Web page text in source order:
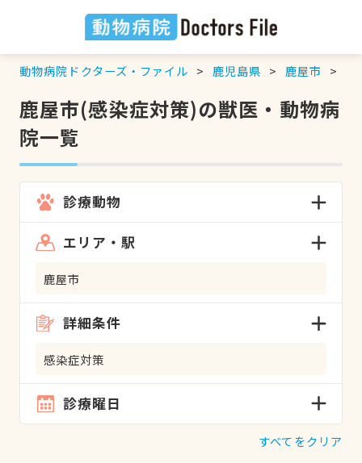
動物病院ドクターズ・ファイル 鹿児島県 鹿屋市
鹿屋市(感染症対策)の獣医・動物病
院一覧
診療動物
エリア・駅
鹿屋市
詳細条件
感染症対策
診療曜日
すべてをクリア